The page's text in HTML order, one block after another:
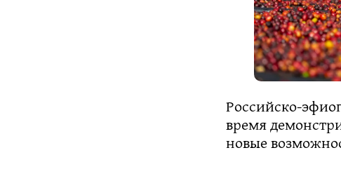
Российско-
время
новые